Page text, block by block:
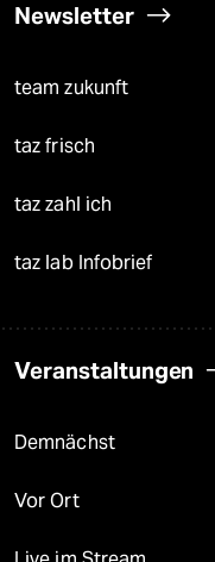
Newsletter
team zukunft
taz frisch
taz zahl ich
taz lab Infobrief
Veranstaltungen
Demnächst
Vor Ort